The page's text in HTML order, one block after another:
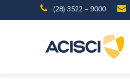
(28) 3522 – 9000